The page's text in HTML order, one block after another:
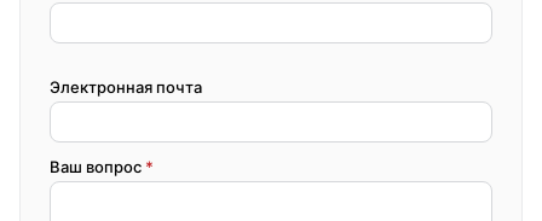
Электронная почта
Ваш вопрос *